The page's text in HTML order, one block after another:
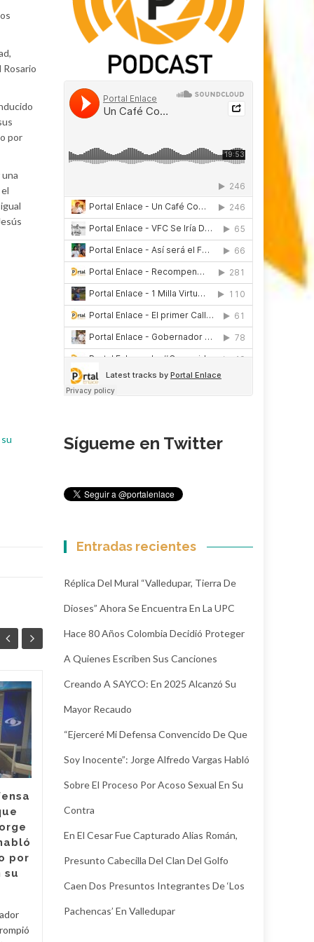
por
por
su
04
AGO
irregularidades en
contrataciones en el
Pumarejo? la nueva
habló sobre su
Lina de Armas, quien es la
del Hospital Rosario
posesionada por la
Superintendencia Nacional...
Sígueme en Twitter
Entradas recientes
Réplica Del Mural “Valledupar, Tierra De
Dioses” Ahora Se Encuentra En La UPC
Hace 80 Años Colombia Decidió Proteger
A Quienes Escriben Sus Canciones
Creando A SAYCO: En 2025 Alcanzó Su
Mayor Recaudo
“Ejerceré Mi Defensa Convencido De Que
Soy Inocente”: Jorge Alfredo Vargas Habló
Sobre El Proceso Por Acoso Sexual En Su
Contra
En El Cesar Fue Capturado Alias Román,
Presunto Cabecilla Del Clan Del Golfo
Caen Dos Presuntos Integrantes De ‘Los
Pachencas’ En Valledupar